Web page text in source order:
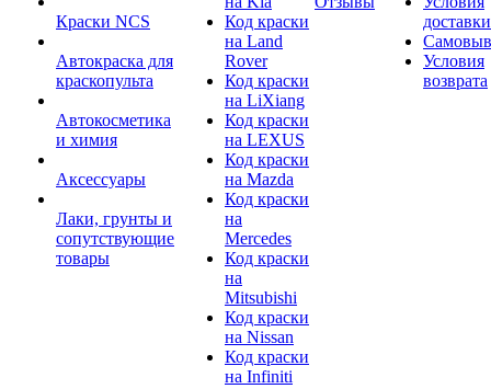
Краски NCS
Автокраска для
краскопульта
Автокосметика
и химия
Аксессуары
Лаки, грунты и
сопутствующие
товары
Код краски
на Land
Rover
Код краски
на LiXiang
Код краски
на LEXUS
Код краски
на Mazda
Код краски
на
Mercedes
Код краски
на
Mitsubishi
Код краски
на Nissan
Код краски
на Infiniti
доставки
Условия
возврата